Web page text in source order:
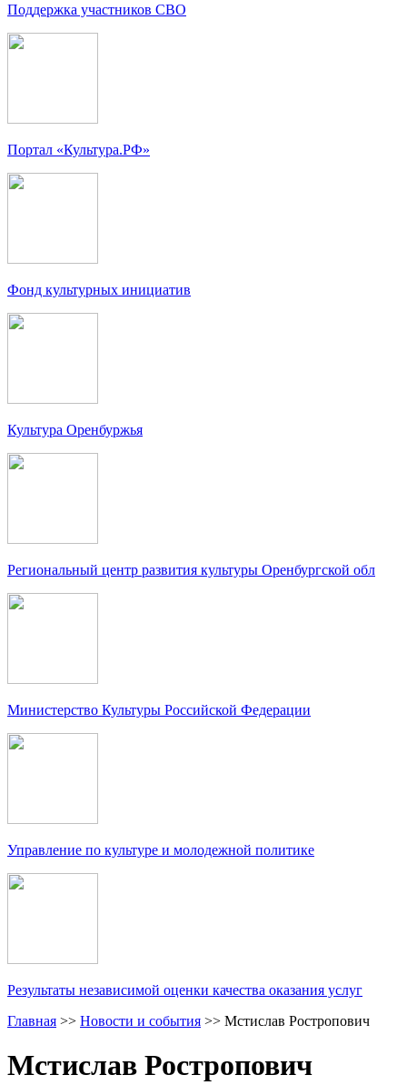
Поддержка участников СВО
Портал «Культура.РФ»
Фонд культурных инициатив
Культура Оренбуржья
Региональный центр развития культуры Оренбургской обл
Министерство Культуры Российской Федерации
Управление по культуре и молодежной политике
Результаты независимой оценки качества оказания услуг
Главная >> Новости и события >> Мстислав Ростропович
Мстислав Ростропович